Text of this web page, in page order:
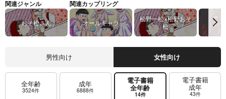
関連ジャンル
おそ松さん
関連カップリング
オールキャラ
松野一松×松野おそ
松
お
男性向け 女性向け
全年齢
3524件
成年
6888件
電子書籍
全年齢
14件
電子書籍
成年
43件